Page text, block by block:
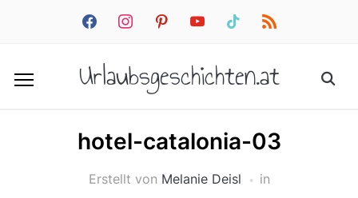
facebookinstagrampinterestyoutube tiktok rss
Urlaubsgeschichten.at
hotel-catalonia-03
Erstellt von Melanie Deisl in